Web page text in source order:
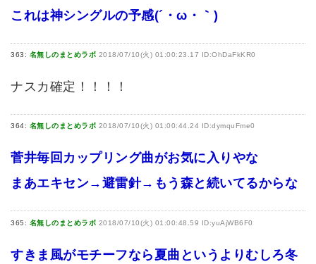
これは神シングルの予感(´・ω・｀)
363: 名無しのまとめラボ 2018/07/10(火) 01:00:23.17 ID:OhDaFkKR0
ナスカ確定！！！！
364: 名無しのまとめラボ 2018/07/10(火) 01:00:44.24 ID:dymquFme0
菅井毎回カップリング曲がお気に入りやな
まあエキセン→避雷針→もう森と続いてるからな
365: 名無しのまとめラボ 2018/07/10(火) 01:00:48.59 ID:yuAjWB6F0
すきま風がモチーフなら夏曲というよりむしろ冬